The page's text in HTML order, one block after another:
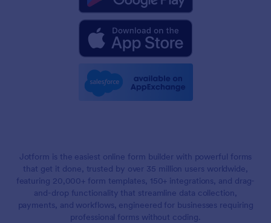
Jotform is the easiest online form builder with powerful forms
that get it done, trusted by over 35 million users worldwide,
featuring 20,000+ form templates, 150+ integrations, and drag-
and-drop functionality that streamline data collection,
payments, and workflows, engineered for businesses requiring
professional forms without coding.